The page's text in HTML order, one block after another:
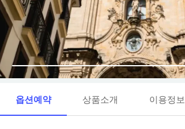
옵션예약 상품소개 이용정보